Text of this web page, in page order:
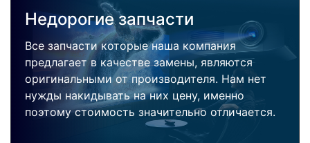
Недорогие запчасти
Все запчасти которые наша компания
предлагает в качестве замены, являются
оригинальными от производителя. Нам нет
нужды накидывать на них цену, именно
поэтому стоимость значительно отличается.